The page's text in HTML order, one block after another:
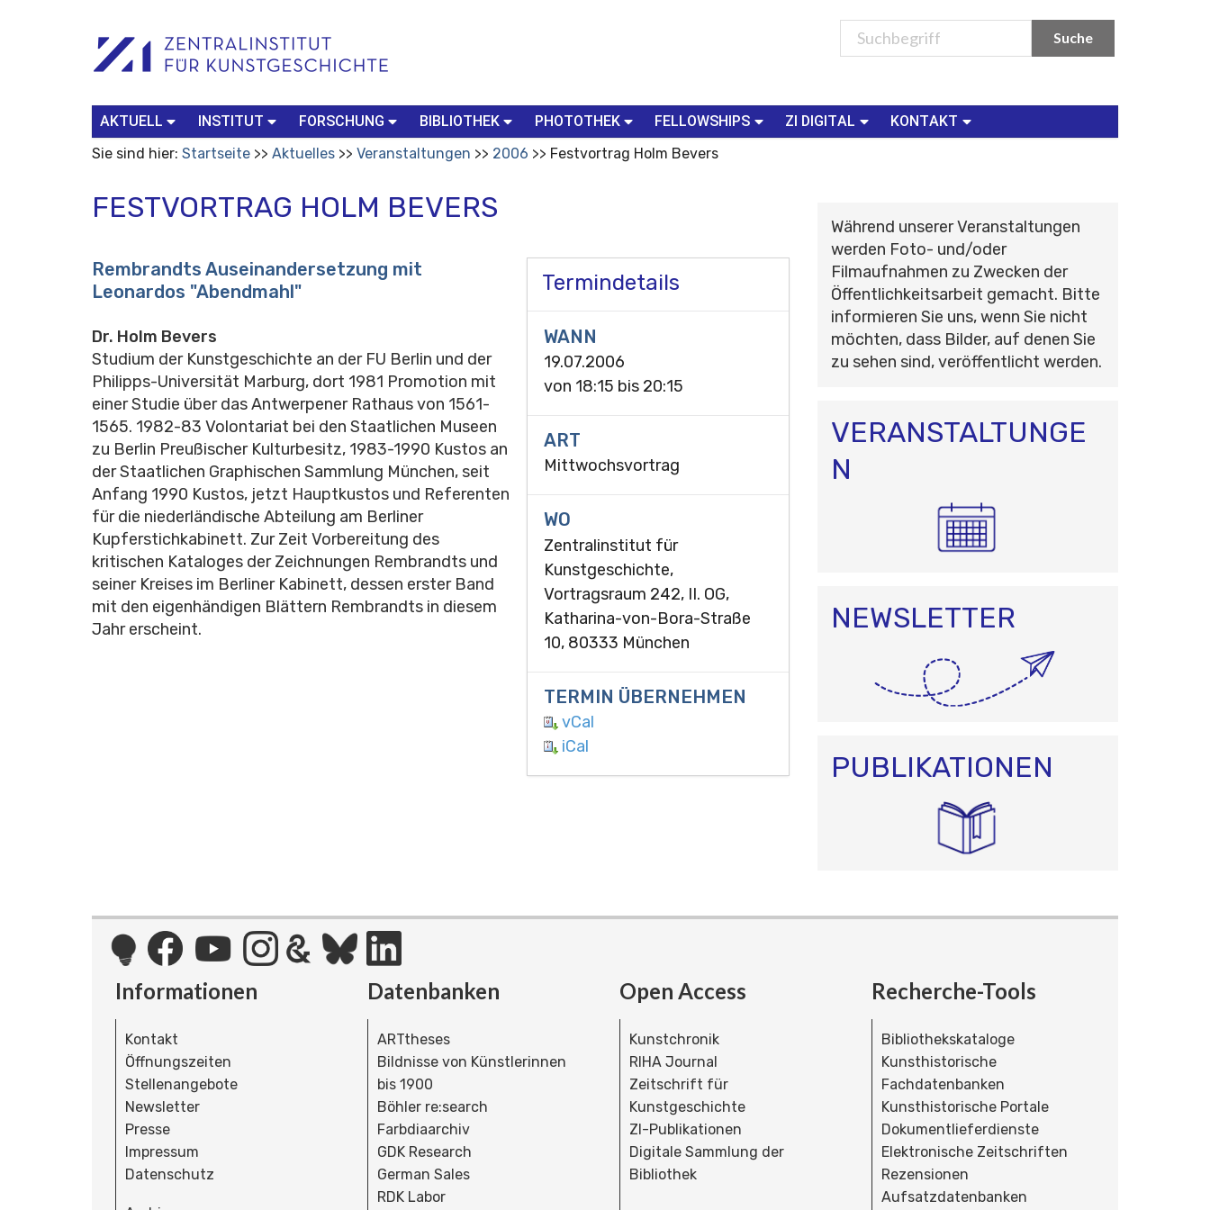
Werkzeuge
Search…
AKTUELL INSTITUT FORSCHUNG BIBLIOTHEK PHOTOTHEK FELLOWSHIPS ZI DIGITAL
KONTAKT
Sie sind hier: Startseite Aktuelles Veranstaltungen 2006 Festvortrag Holm Bevers
FESTVORTRAG HOLM BEVERS
Termindetails
WANN
19.07.2006
von 18:15 bis 20:15
ART
Mittwochsvortrag
WO
Zentralinstitut für
Kunstgeschichte,
Vortragsraum 242, II. OG,
Katharina-von-Bora-Straße
10, 80333 München
TERMIN ÜBERNEHMEN
vCal
iCal
Rembrandts Auseinandersetzung mit
Leonardos "Abendmahl"
Dr. Holm Bevers
Studium der Kunstgeschichte an der FU Berlin und der
Philipps-Universität Marburg, dort 1981 Promotion mit
einer Studie über das Antwerpener Rathaus von 1561-
1565. 1982-83 Volontariat bei den Staatlichen Museen
zu Berlin Preußischer Kulturbesitz, 1983-1990 Kustos an
der Staatlichen Graphischen Sammlung München, seit
Anfang 1990 Kustos, jetzt Hauptkustos und Referenten
für die niederländische Abteilung am Berliner
Kupferstichkabinett. Zur Zeit Vorbereitung des
kritischen Kataloges der Zeichnungen Rembrandts und
seiner Kreises im Berliner Kabinett, dessen erster Band
mit den eigenhändigen Blättern Rembrandts in diesem
Jahr erscheint.
Während unserer Veranstaltungen
werden Foto- und/oder
Filmaufnahmen zu Zwecken der
Öffentlichkeitsarbeit gemacht. Bitte
informieren Sie uns, wenn Sie nicht
möchten, dass Bilder, auf denen Sie
zu sehen sind, veröffentlicht werden.
VERANSTALTUNGE
N
NEWSLETTER
PUBLIKATIONEN
Informationen
Kontakt
Öffnungszeiten
Stellenangebote
Newsletter
Presse
Impressum
Datenschutz
Datenbanken
ARTtheses
Bildnisse von Künstlerinnen
bis 1900
Böhler re:search
Farbdiaarchiv
GDK Research
German Sales
RDK Labor
Open Access
Kunstchronik
RIHA Journal
Zeitschrift für
Kunstgeschichte
ZI-Publikationen
Digitale Sammlung der
Bibliothek
Recherche-Tools
Bibliothekskataloge
Kunsthistorische
Fachdatenbanken
Kunsthistorische Portale
Dokumentlieferdienste
Elektronische Zeitschriften
Rezensionen
Aufsatzdatenbanken